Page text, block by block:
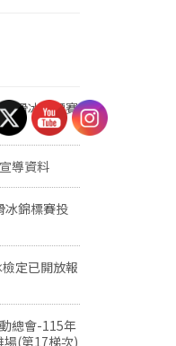
式滑冰錦標賽
導資料
冰錦標賽投
定已開放報
總會-115年
(第17梯次)